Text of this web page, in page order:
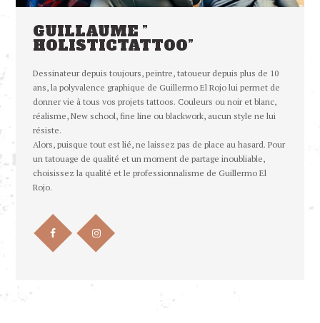
GUILLAUME ”
HOLISTICTATTOO”
Dessinateur depuis toujours, peintre, tatoueur depuis plus de 10
ans, la polyvalence graphique de Guillermo El Rojo lui permet de
donner vie à tous vos projets tattoos. Couleurs ou noir et blanc,
réalisme, New school, fine line ou blackwork, aucun style ne lui
résiste.
Alors, puisque tout est lié, ne laissez pas de place au hasard. Pour
un tatouage de qualité et un moment de partage inoubliable,
choisissez la qualité et le professionnalisme de Guillermo El
Rojo.